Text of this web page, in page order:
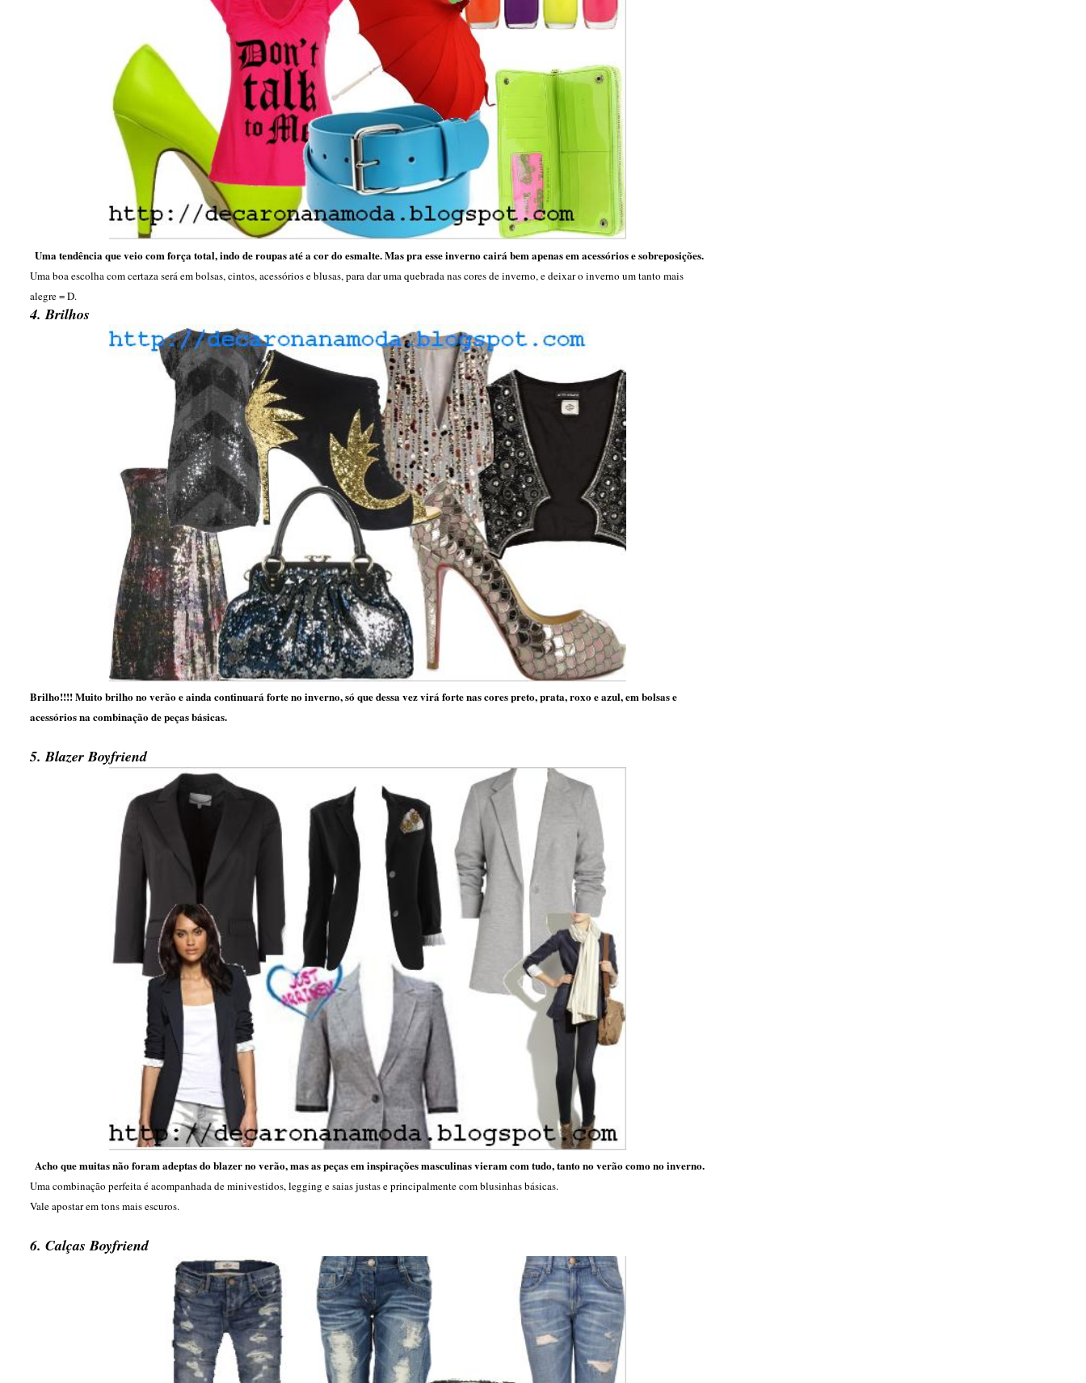
Uma tendência que veio com força total, indo de roupas até a cor do esmalte. Mas pra esse inverno cairá bem apenas em acessórios e sobreposições.
Uma boa escolha com certaza será em bolsas, cintos, acessórios e blusas, para dar uma quebrada nas cores de inverno, e deixar o inverno um tanto mais
alegre = D.
4. Brilhos
Brilho!!!! Muito brilho no verão e ainda continuará forte no inverno, só que dessa vez virá forte nas cores preto, prata, roxo e azul, em bolsas e
acessórios na combinação de peças básicas.
5. Blazer Boyfriend
Acho que muitas não foram adeptas do blazer no verão, mas as peças em inspirações masculinas vieram com tudo, tanto no verão como no inverno.
Uma combinação perfeita é acompanhada de minivestidos, legging e saias justas e principalmente com blusinhas básicas.
Vale apostar em tons mais escuros.
6. Calças Boyfriend